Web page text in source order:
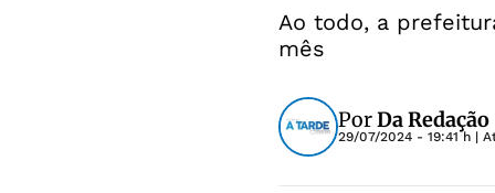
Ao todo, a
mês
PorDa Redação
29/07/2024 - 19:41 h |